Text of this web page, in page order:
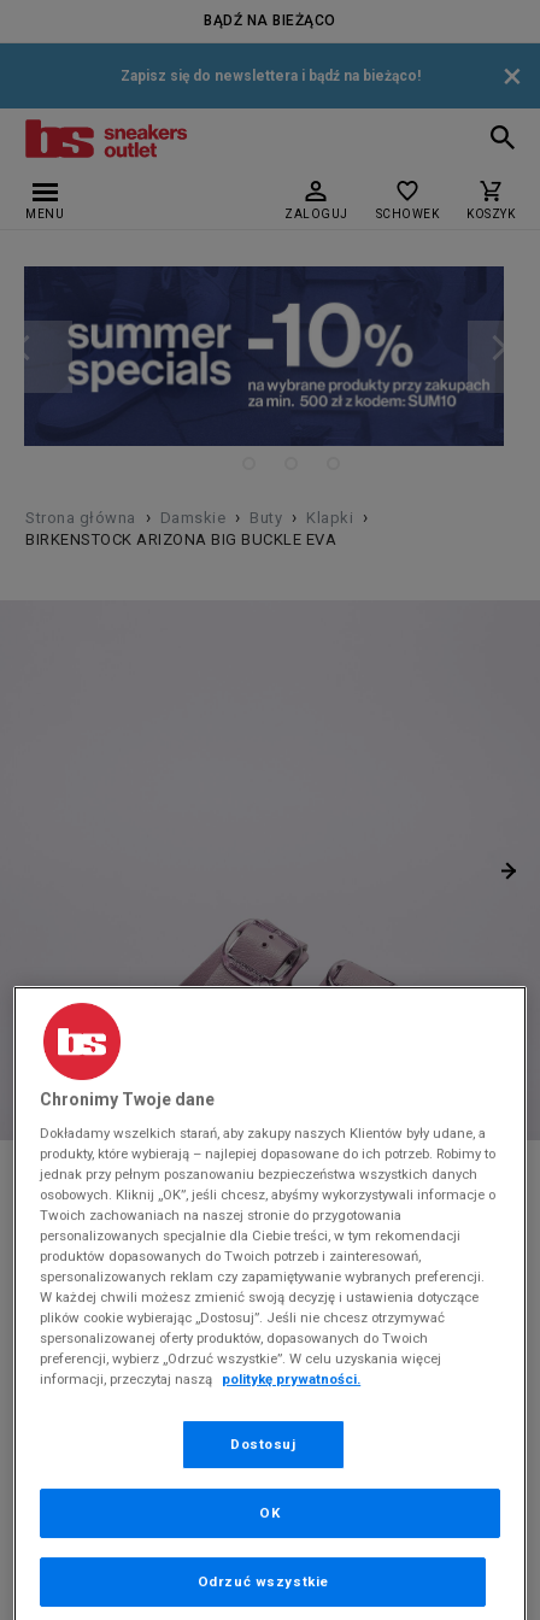
BĄDŹ NA BIEŻĄCO
Zapisz się do newslettera i bądź na bieżąco! ×
MENU ZALOGUJ SCHOWEK KOSZYK
Strona główna › Damskie › Buty › Klapki ›
BIRKENSTOCK ARIZONA BIG BUCKLE EVA
* Zdjęcie poglądowe
BIRKENSTOCK ARIZONA BIG BUCKLE EVA
Produkt pochodzi z końcówek aktualnych kolekcji, ubiegłych
sezonów lub z ekspozycji.Szczegóły.
zł cena rekomendowana przez producenta
159,99 zł
PRODUKT NIEDOSTĘPNY
Jeśli artykuł będzie ponownie dostępny, otrzymasz od nas
powiadomienie.
Rozmiary EU Rozmiary US
Chronimy Twoje dane
Dokładamy wszelkich starań, aby zakupy naszych Klientów były udane, a
produkty, które wybierają – najlepiej dopasowane do ich potrzeb. Robimy to
jednak przy pełnym poszanowaniu bezpieczeństwa wszystkich danych
osobowych. Kliknij „OK”, jeśli chcesz, abyśmy wykorzystywali informacje o
Twoich zachowaniach na naszej stronie do przygotowania
personalizowanych specjalnie dla Ciebie treści, w tym rekomendacji
produktów dopasowanych do Twoich potrzeb i zainteresowań,
spersonalizowanych reklam czy zapamiętywanie wybranych preferencji.
W każdej chwili możesz zmienić swoją decyzję i ustawienia dotyczące
plików cookie wybierając „Dostosuj”. Jeśli nie chcesz otrzymywać
spersonalizowanej oferty produktów, dopasowanych do Twoich
preferencji, wybierz „Odrzuć wszystkie”. W celu uzyskania więcej
informacji, przeczytaj naszą
politykę prywatności.
Dostosuj
Odrzuć wszystkie
OK